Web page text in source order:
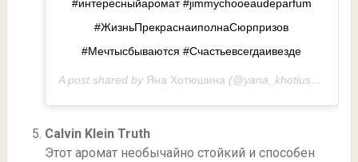
#интересныйаромат #jimmychooeaudeparfum
#ЖизньПрекраснаиполнаСюрпризов
#Мечтысбываются #Счастьевсегдаивезде
A post shared by Яна Хотюшина (@yana_khotiushina) on
Calvin Klein Truth
Этот аромат необычайно стойкий и способен